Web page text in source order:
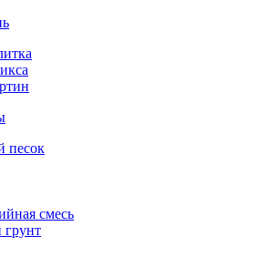
песок
смесь
грунт